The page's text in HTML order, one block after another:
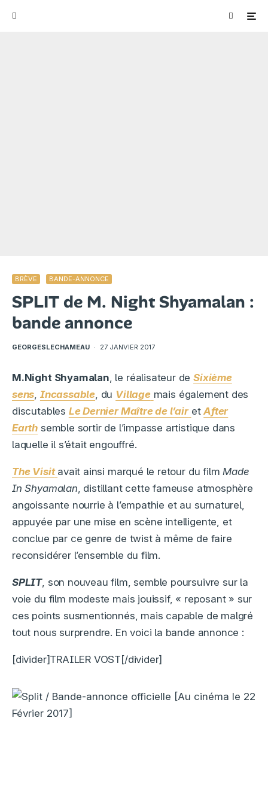
BRÈVE BANDE-ANNONCE
SPLIT de M. Night Shyamalan :
bande annonce
GEORGESLECHAMEAU · 27 JANVIER 2017
M.Night Shyamalan, le réalisateur deSixième
sens, Incassable, du Village mais également des
discutables Le Dernier Maître de l’air etAfter
Earth semble sortir de l’impasse artistique dans
laquelle il s’était engouffré.
The Visit avait ainsi marqué le retour du filmMade
In Shyamalan, distillant cette fameuse atmosphère
angoissante nourrie à l’empathie et au surnaturel,
appuyée par une mise en scène intelligente, et
conclue par ce genre de twist à même de faire
reconsidérer l’ensemble du film.
SPLIT, son nouveau film, semble poursuivre sur la
voie du film modeste mais jouissif, « reposant » sur
ces points susmentionnés, mais capable de malgré
tout nous surprendre. En voici la bande annonce :
[divider]TRAILER VOST[/divider]